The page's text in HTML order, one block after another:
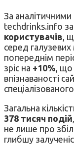
За
techdrinks.info
користувачів ,
серед галузевих
попереднім
зріс на +10% ,
впізнаваності
Загальна
378 тисяч подій
не лише про
глибшу